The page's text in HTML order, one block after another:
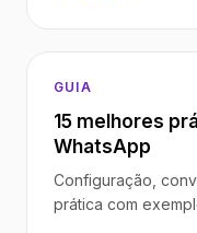
GUIA
15 melhores
WhatsApp
Configuração,
prática com